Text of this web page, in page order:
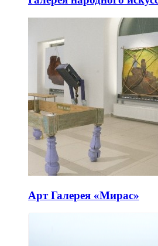
Арт Галерея «Мирас»